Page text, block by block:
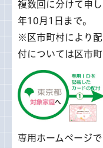
複数回に分けて申
年10月1日まで。
※区市町村により
付については区市
専用ホームページ